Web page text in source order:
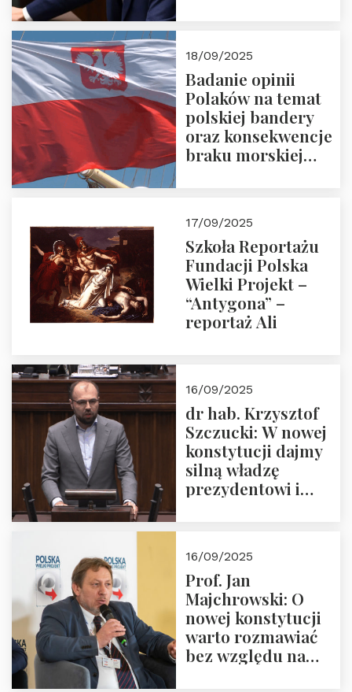
18/09/2025
Badanie opinii
Polaków na temat
polskiej bandery
oraz konsekwencje
braku morskiej
17/09/2025
Szkoła Reportażu
Fundacji Polska
Wielki Projekt –
“Antygona” –
reportaż Ali
16/09/2025
dr hab. Krzysztof
Szczucki: W nowej
konstytucji dajmy
silną władzę
prezydentowi i
16/09/2025
Prof. Jan
Majchrowski: O
nowej konstytucji
warto rozmawiać
bez względu na